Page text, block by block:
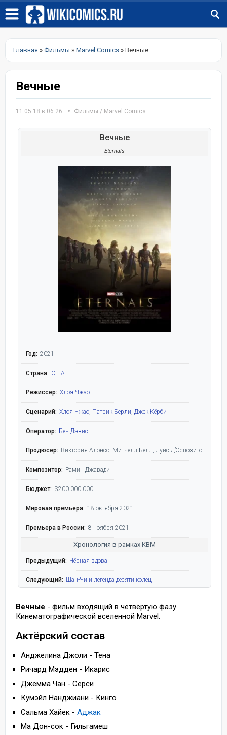
Главная » Фильмы » Marvel Comics » Вечные
Вечные
11.05.18 в 06:26 Фильмы / Marvel Comics
Вечные
Eternals
Год: 2021
Страна: США
Режиссер: Хлоя Чжао
Сценарий: Хлоя Чжао, Патрик Берли, Джек Кёрби
Оператор: Бен Дэвис
Продюсер: Виктория Алонсо, Митчелл Белл, Луис Д’Эспозито
Композитор: Рамин Джавади
Бюджет: $200 000 000
Мировая премьера: 18 октября 2021
Премьера в России: 8 ноября 2021
Хронология в рамках КВМ
Предыдущий: Чёрная вдова
Следующий: Шан-Чи и легенда десяти колец
Вечные - фильм входящий в четвёртую фазу
Кинематографической вселенной Marvel.
Актёрский состав
Анджелина Джоли - Тена
Ричард Мэдден - Икарис
Джемма Чан - Серси
Кумэйл Нанджиани - Кинго
Сальма Хайек - Аджак
Ма Дон-сок - Гильгамеш